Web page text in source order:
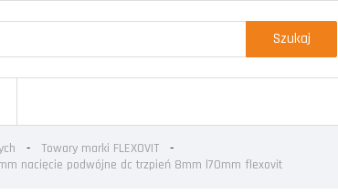
Szukaj
Towary marki FLEXOVIT
nacięcie podwójne dc trzpień 8mm l70mm flexovit